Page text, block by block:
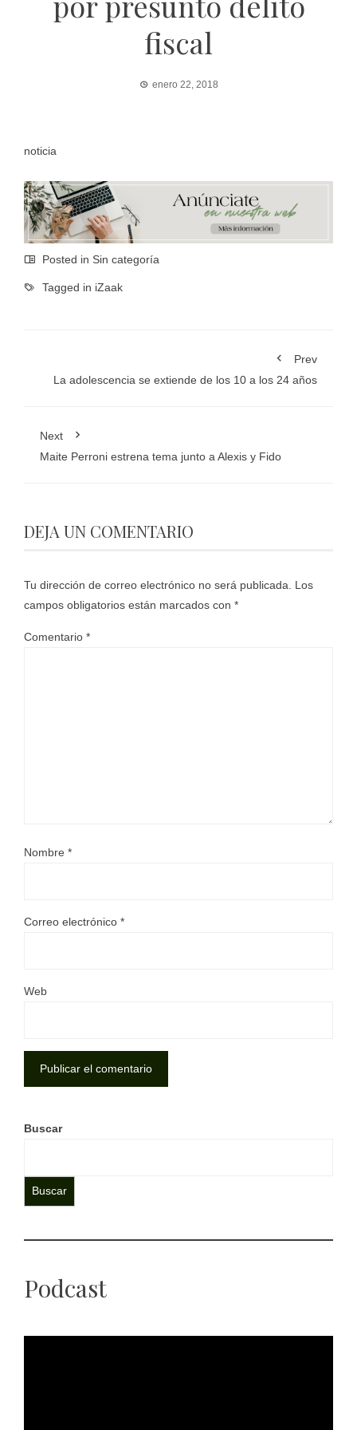
fiscal
enero 22, 2018
noticia
Posted in Sin categoría
Tagged in iZaak
Prev
La adolescencia se extiende de los 10 a los 24 años
Next
Maite Perroni estrena tema junto a Alexis y Fido
DEJA UN COMENTARIO
Tu dirección de correo electrónico no será publicada.
Los
campos obligatorios están marcados con *
Comentario *
Nombre *
Correo electrónico *
Web
Buscar
Buscar
Podcast